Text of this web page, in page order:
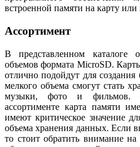
встроенной памяти на карту или
Ассортимент
В представленном каталоге
объемов формата MicroSD.
отлично подойдут для
мелкого объема смогут стать
музыки, фото и фильмов.
ассортименте карта памяти
имеют критическое значение
объема хранения данных. Если
то стоит обратить внимание